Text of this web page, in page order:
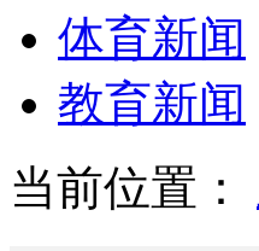
体育新闻
教育新闻
当前位置：